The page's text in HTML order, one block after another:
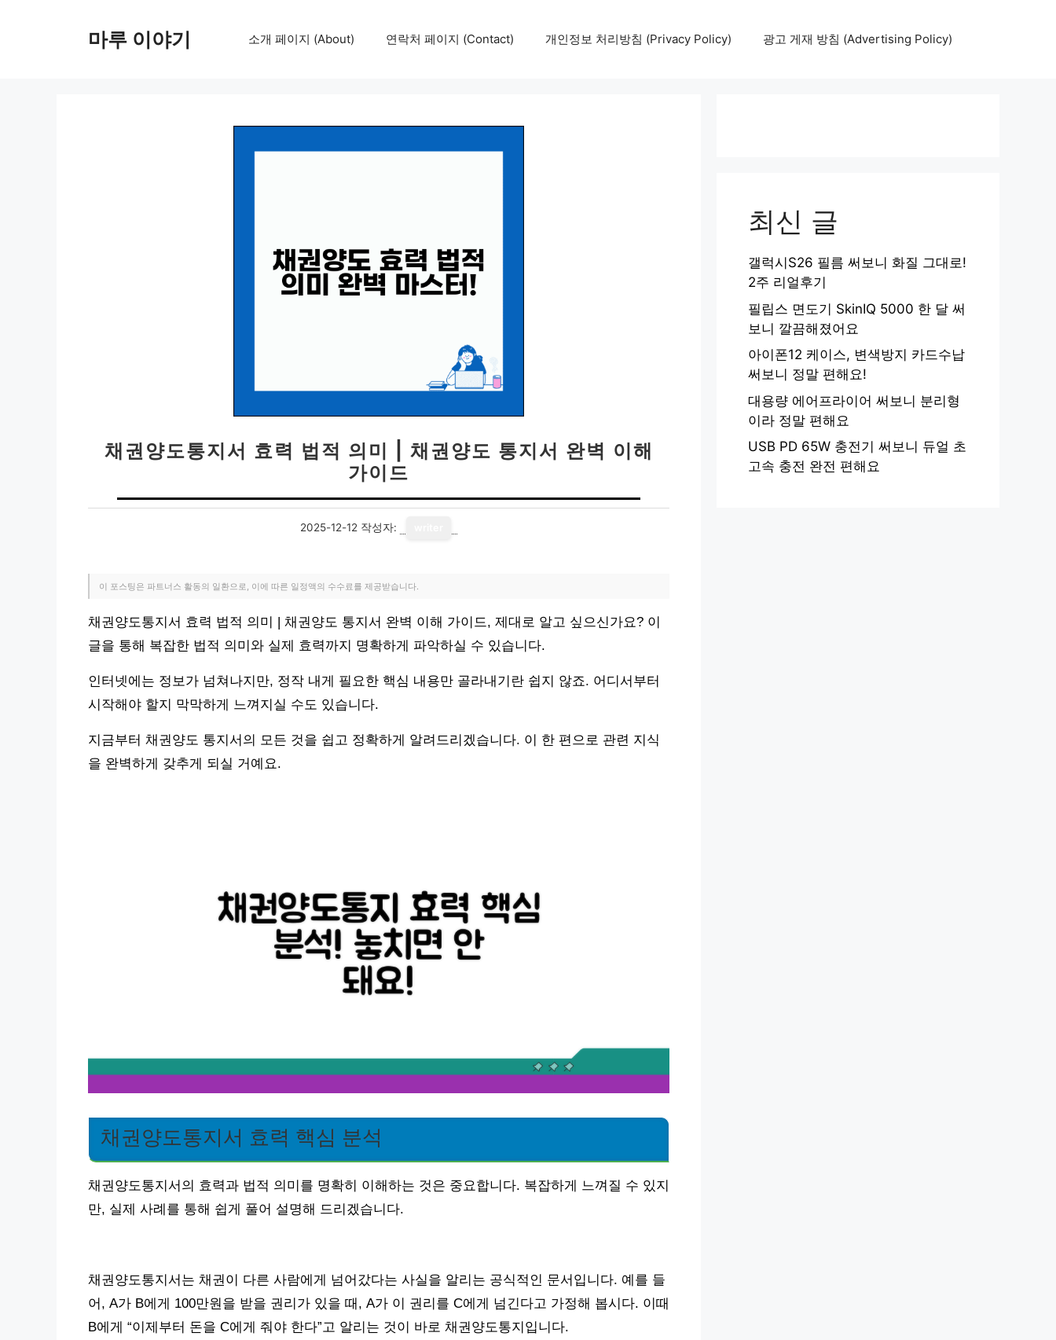
마루 이야기 소개 페이지 (About) 연락처 페이지 (Contact) 개인정보 처리방침 (Privacy Policy) 광고 게재 방침 (Advertising Policy)
채권양도통지서 효력 법적 의미 | 채권양도 통지서 완벽 이해
가이드
2025-12-12 작성자:
이 포스팅은 파트너스 활동의 일환으로, 이에 따른 일정액의 수수료를 제공받습니다.
채권양도통지서 효력 법적 의미 | 채권양도 통지서 완벽 이해 가이드, 제대로 알고 싶으신가요? 이
글을 통해 복잡한 법적 의미와 실제 효력까지 명확하게 파악하실 수 있습니다.
인터넷에는 정보가 넘쳐나지만, 정작 내게 필요한 핵심 내용만 골라내기란 쉽지 않죠. 어디서부터
시작해야 할지 막막하게 느껴지실 수도 있습니다.
지금부터 채권양도 통지서의 모든 것을 쉽고 정확하게 알려드리겠습니다. 이 한 편으로 관련 지식
을 완벽하게 갖추게 되실 거예요.
채권양도통지서 효력 핵심 분석
채권양도통지서의 효력과 법적 의미를 명확히 이해하는 것은 중요합니다. 복잡하게 느껴질 수 있지
만, 실제 사례를 통해 쉽게 풀어 설명해 드리겠습니다.
채권양도통지서는 채권이 다른 사람에게 넘어갔다는 사실을 알리는 공식적인 문서입니다. 예를 들
어, A가 B에게 100만원을 받을 권리가 있을 때, A가 이 권리를 C에게 넘긴다고 가정해 봅시다. 이때
B에게 “이제부터 돈을 C에게 줘야 한다”고 알리는 것이 바로 채권양도통지입니다.
최신 글
갤럭시S26 필름 써보니 화질 그대로!
2주 리얼후기
필립스 면도기 SkinIQ 5000 한 달 써
보니 깔끔해졌어요
아이폰12 케이스, 변색방지 카드수납
써보니 정말 편해요!
대용량 에어프라이어 써보니 분리형
이라 정말 편해요
USB PD 65W 충전기 써보니 듀얼 초
고속 충전 완전 편해요